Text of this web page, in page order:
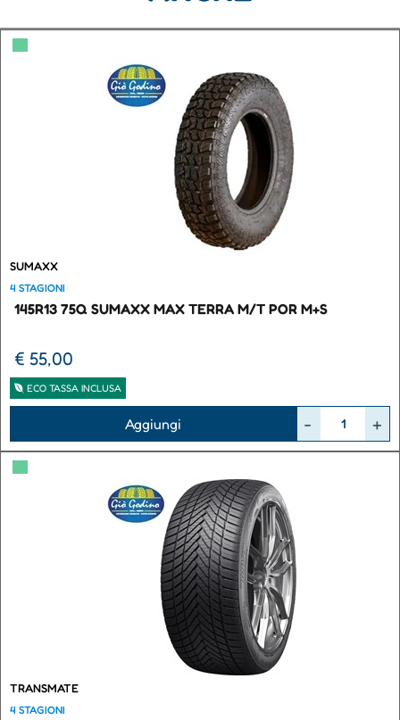
▀
SUMAXX
4 STAGIONI
145R13 75Q SUMAXX MAX TERRA M/T POR M+S
€ 55,00
ECO TASSA INCLUSA
Aggiungi
▀
TRANSMATE
4 STAGIONI